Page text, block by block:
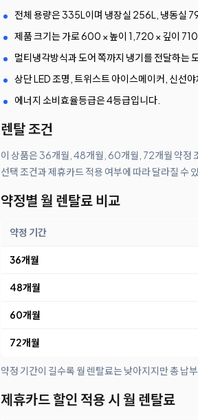
전체 용량은 335L이며 냉장실 256L, 냉동실
제품 크기는 가로 600 × 높이 1,720 × 깊이
멀티냉각방식과 도어 쪽까지 냉기를 전달하는
상단 LED 조명, 트위스트 아이스메이커, 신선
에너지 소비효율등급은 4등급입니다.
렌탈 조건
이 상품은 36개월, 48개월, 60개월, 72개월 약정
선택 조건과 제휴카드 적용 여부에 따라 달라질 수
약정별 월 렌탈료 비교
약정 기간
36개월
48개월
60개월
72개월
약정 기간이 길수록 월 렌탈료는 낮아지지만 총 납
제휴카드 할인 적용 시 월 렌탈료